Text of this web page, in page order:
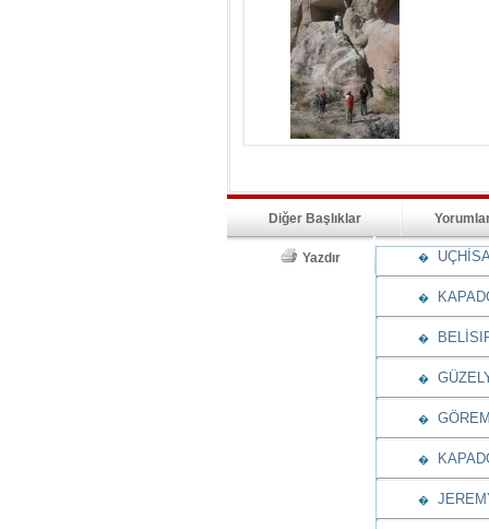
Diğer Başlıklar
Yazdır �
�
�
�
�
�
�